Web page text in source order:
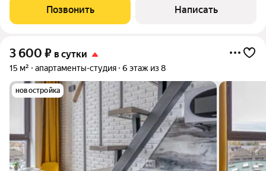
бронировании обязательно правильно указывайте количество
гостей, включая детей старше 10
Позвонить Написать
3 600 ₽ в сутки
15 м² апартаменты-студия 6 этаж из 8
новостройка